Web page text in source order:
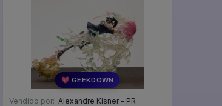
💖 GEEKDOWN
Vendido por: Alexandre Kisner - PR